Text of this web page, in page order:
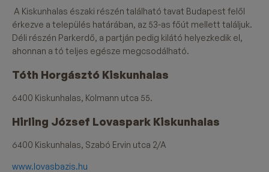
A Kiskunhalas északi részén található tavat Budapest felől
érkezve a település határában, az 53-as főút mellett találjuk.
Déli részén Parkerdő, a partján pedig kilátó helyezkedik el,
ahonnan a tó teljes egésze megcsodálható.
Tóth Horgásztó Kiskunhalas
6400 Kiskunhalas, Kolmann utca 55.
Hirling József Lovaspark Kiskunhalas
6400 Kiskunhalas, Szabó Ervin utca 2/A
www.lovasbazis.hu